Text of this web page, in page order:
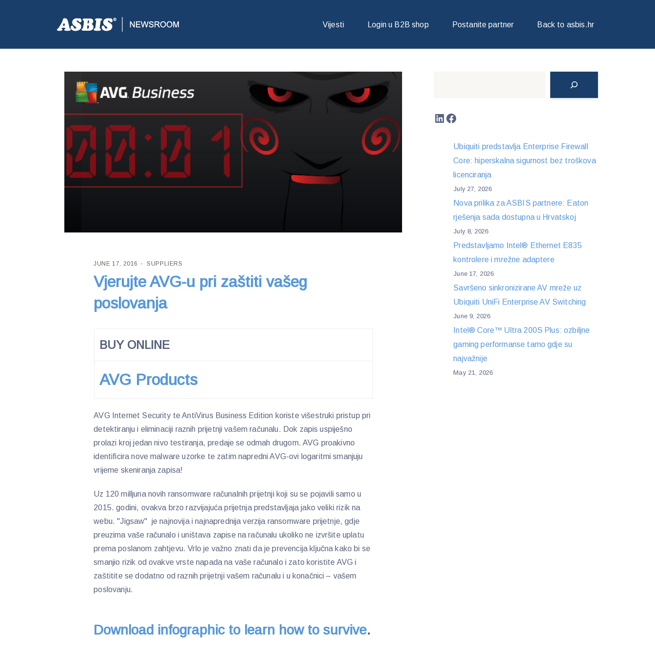
Vijesti Login u B2B shop Postanite partner Back to asbis.hr
ASBIS CROATIA>SUPPLIERS> VJERUJTE AVG-U PRI ZAŠTITI VAŠEG POSLOVANJA
JUNE 17, 2016 SUPPLIERS
Vjerujte AVG-u pri zaštiti vašeg
poslovanja
BUY ONLINE
AVG Products
AVG Internet Security te AntiVirus Business Edition koriste višestruki pristup pri
detektiranju i eliminaciji raznih prijetnji vašem računalu. Dok zapis uspiješno
prolazi kroj jedan nivo testiranja, predaje se odmah drugom. AVG proakivno
identificira nove malware uzorke te zatim napredni AVG-ovi logaritmi smanjuju
vrijeme skeniranja zapisa!
Uz 120 milljuna novih ransomware računalnih prijetnji koji su se pojavili samo u
2015. godini, ovakva brzo razvijajuća prijetnja predstavljaja jako veliki rizik na
webu. "Jigsaw" je najnovija i najnaprednija verzija ransomware prijetnje, gdje
preuzima vaše računalo i uništava zapise na računalu ukoliko ne izvršite uplatu
prema poslanom zahtjevu. Vrlo je važno znati da je prevencija ključna kako bi se
smanjio rizik od ovakve vrste napada na vaše računalo i zato koristite AVG i
zaštitite se dodatno od raznih prijetnji vašem računalu i u konačnici – vašem
poslovanju.
Download infographic to learn how to survive.
LinkedIn
Facebook
Ubiquiti predstavlja Enterprise Firewall
Core: hiperskalna sigurnost bez troškova
licenciranja
July 27, 2026
Nova prilika za ASBIS partnere: Eaton
rješenja sada dostupna u Hrvatskoj
July 8, 2026
Predstavljamo Intel® Ethernet E835
kontrolere i mrežne adaptere
June 17, 2026
Savršeno sinkronizirane AV mreže uz
Ubiquiti UniFi Enterprise AV Switching
June 9, 2026
Intel® Core™ Ultra 200S Plus: ozbiljne
gaming performanse tamo gdje su
najvažnije
May 21, 2026